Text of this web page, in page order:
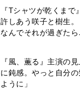
『Tシャツが乾くまで
許しあう咲子と樹生
なんでそれが過ぎた
『風、薫る』主演の
に鈍感。やっと自分
ように」